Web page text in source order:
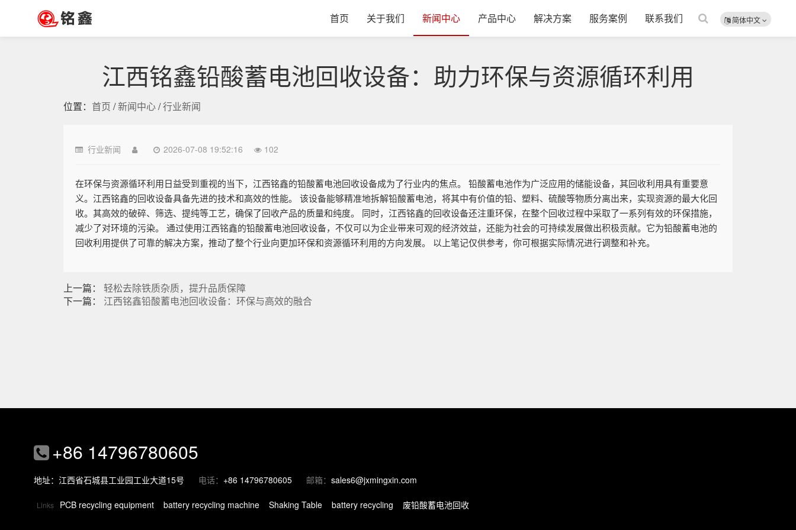
简体中文
首页 关于我们 新闻中心 产品中心 解决方案 服务案例 联系我们
江西铭鑫铅酸蓄电池回收设备：助力环保与资源循环利用
位置： 首页 /新闻中心/行业新闻
行业新闻 2026-07-08 19:52:16 102
在环保与资源循环利用日益受到重视的当下，江西铭鑫的铅酸蓄电池回收设备成为了行业内的焦点。 铅酸蓄电池作为广泛应用的储能设备，其回收利用具有重要意
义。江西铭鑫的回收设备具备先进的技术和高效的性能。 该设备能够精准地拆解铅酸蓄电池，将其中有价值的铅、塑料、硫酸等物质分离出来，实现资源的最大化回
收。其高效的破碎、筛选、提纯等工艺，确保了回收产品的质量和纯度。 同时，江西铭鑫的回收设备还注重环保，在整个回收过程中采取了一系列有效的环保措施，
减少了对环境的污染。 通过使用江西铭鑫的铅酸蓄电池回收设备，不仅可以为企业带来可观的经济效益，还能为社会的可持续发展做出积极贡献。它为铅酸蓄电池的
回收利用提供了可靠的解决方案，推动了整个行业向更加环保和资源循环利用的方向发展。 以上笔记仅供参考，你可根据实际情况进行调整和补充。
上一篇： 轻松去除铁质杂质，提升品质保障
下一篇： 江西铭鑫铅酸蓄电池回收设备：环保与高效的融合
+86 14796780605
地址：江西省石城县工业园工业大道15号 电话： +86 14796780605 邮箱： sales6@jxmingxin.com
Links PCB recycling equipment battery recycling machine Shaking Table battery recycling 废铅酸蓄电池回收